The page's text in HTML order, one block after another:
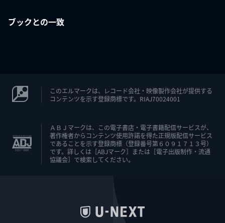
ブックとの一致
このエルマークは、レコード会社・映像製作会社が提供する
コンテンツを示す登録商標です。RIAJ70024001
ＡＢＪマークは、この電子書店・電子書籍配信サービスが、
著作権者からコンテンツ使用許諾を得た正規版配信サービス
であることを示す登録商標（登録番号第６０９１７１３号）
です。詳しくは［ABJマーク］または［電子出版制作・流通
協議会］で検索してください。